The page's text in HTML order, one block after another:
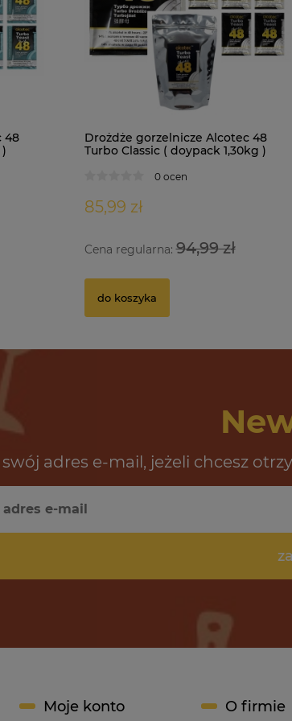
48
Drożdże gorzelnicze Alcotec 48
Turbo Classic ( doypack 1,30kg )
0 ocen
85,99 zł
Cena regularna:94,99 zł
do koszyka
swój adres e-mail, jeżeli chcesz
Moje konto O firmie